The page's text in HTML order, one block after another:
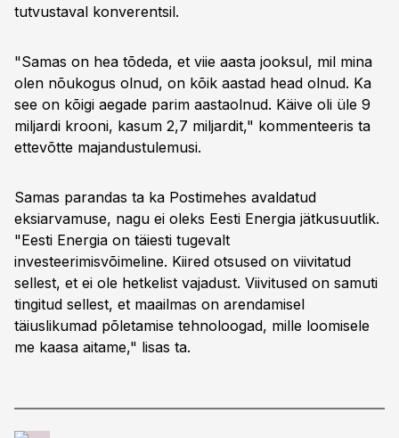
tutvustaval konverentsil.
"Samas on hea tõdeda, et viie aasta jooksul, mil mina
olen nõukogus olnud, on kõik aastad head olnud. Ka
see on kõigi aegade parim aastaolnud. Käive oli üle 9
miljardi krooni, kasum 2,7 miljardit," kommenteeris ta
ettevõtte majandustulemusi.
Samas parandas ta ka Postimehes avaldatud
eksiarvamuse, nagu ei oleks Eesti Energia jätkusuutlik.
"Eesti Energia on täiesti tugevalt
investeerimisvõimeline. Kiired otsused on viivitatud
sellest, et ei ole hetkelist vajadust. Viivitused on samuti
tingitud sellest, et maailmas on arendamisel
täiuslikumad põletamise tehnoloogad, mille loomisele
me kaasa aitame," lisas ta.